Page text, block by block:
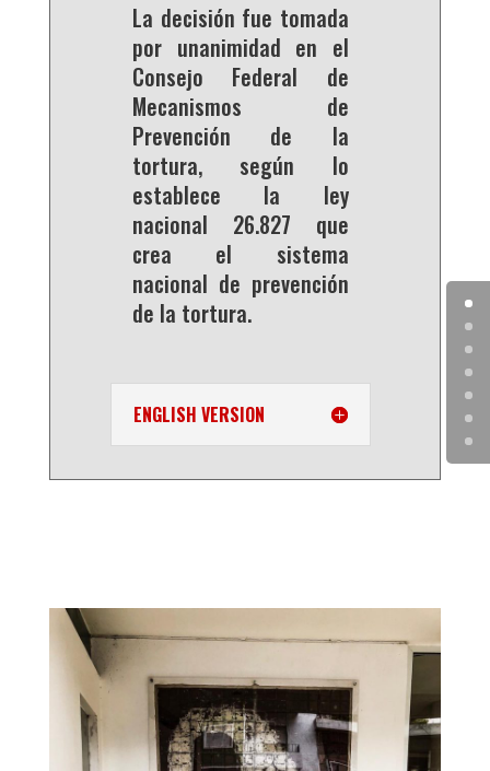
La decisión fue tomada
por unanimidad en el
Consejo Federal de
Mecanismos de
Prevención de la
tortura, según lo
establece la ley
nacional 26.827 que
crea el sistema
nacional de prevención
de la tortura.
ENGLISH VERSION